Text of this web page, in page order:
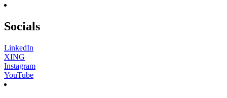
Socials
LinkedIn
XING
Instagram
YouTube